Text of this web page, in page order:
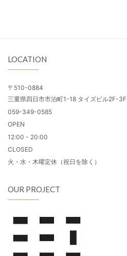
LOCATION
〒510-0884
三重県四日市市泊町1-18 タイズビル2F-3F
059-349-0585
OPEN
12:00 - 20:00
CLOSED
火・水・木曜定休（祝日を除く）
OUR PROJECT